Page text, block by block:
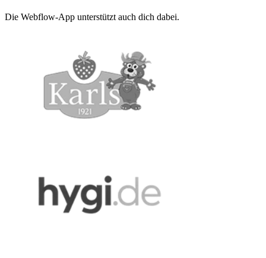
Die Webflow-App unterstützt auch dich dabei.